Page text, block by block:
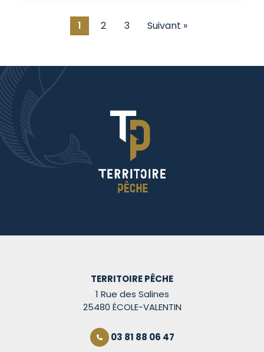
1 2 3 Suivant »
TERRITOIRE PÊCHE
1 Rue des Salines
25480 ÉCOLE-VALENTIN
03 81 88 06 47